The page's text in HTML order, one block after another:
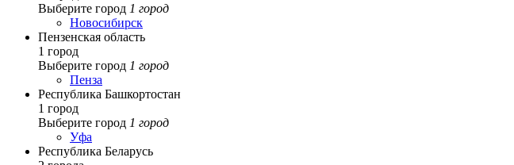
Выберите город 1 город
Новосибирск
Пензенская область
1 город
Выберите город 1 город
Пенза
Республика Башкортостан
1 город
Выберите город 1 город
Уфа
Республика Беларусь